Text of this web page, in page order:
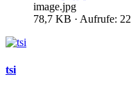
image.jpg
78,7 KB · Aufrufe: 22
tsi